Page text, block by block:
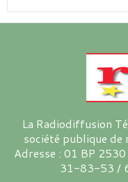
La Radiodiffusion
société publique de
Adresse : 01 BP
31-83-53 /